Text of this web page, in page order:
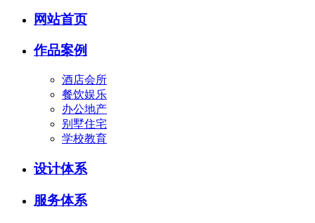
网站首页
作品案例
酒店会所
餐饮娱乐
办公地产
别墅住宅
学校教育
设计体系
服务体系